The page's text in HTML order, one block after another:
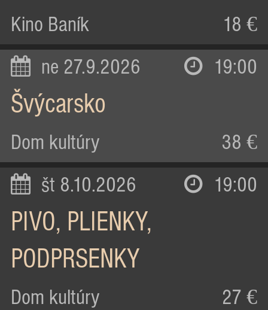
Kino Baník 18 €
ne 27.9.2026 19:00
Švýcarsko
Dom kultúry 38 €
št 8.10.2026 19:00
PIVO, PLIENKY,
PODPRSENKY
Dom kultúry 27 €